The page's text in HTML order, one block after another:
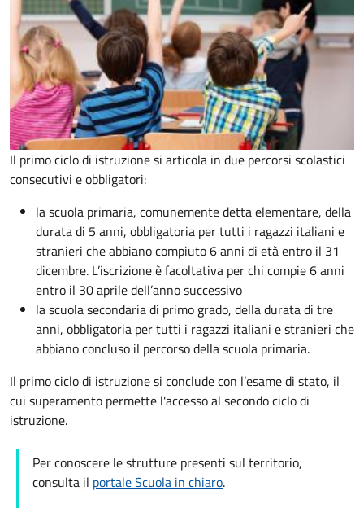
Il primo ciclo di istruzione si articola in due percorsi scolastici
consecutivi e obbligatori:
la scuola primaria, comunemente detta elementare, della
durata di 5 anni, obbligatoria per tutti i ragazzi italiani e
stranieri che abbiano compiuto 6 anni di età entro il 31
dicembre. L’iscrizione è facoltativa per chi compie 6 anni
entro il 30 aprile dell’anno successivo
la scuola secondaria di primo grado, della durata di tre
anni, obbligatoria per tutti i ragazzi italiani e stranieri che
abbiano concluso il percorso della scuola primaria.
Il primo ciclo di istruzione si conclude con l’esame di stato, il
cui superamento permette l'accesso al secondo ciclo di
istruzione.
Per conoscere le strutture presenti sul territorio,
consulta il portale Scuola in chiaro.